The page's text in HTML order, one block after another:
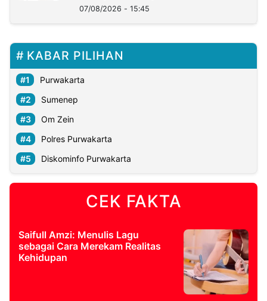
07/08/2026 - 15:45
KABAR PILIHAN
Purwakarta
Sumenep
Om Zein
Polres Purwakarta
Diskominfo Purwakarta
CEK FAKTA
Saifull Amzi: Menulis Lagu
sebagai Cara Merekam Realitas
Kehidupan